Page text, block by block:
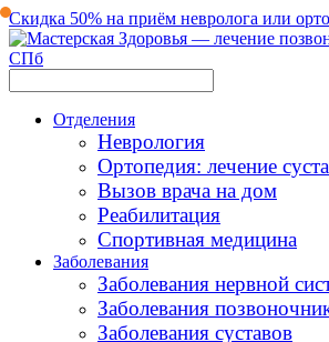
Скидка 50% на приём невролога или
Отделения
Неврология
Ортопедия: лечение
Вызов врача на дом
Реабилитация
Спортивная медицина
Заболевания
Заболевания нервной
Заболевания
Заболевания суставов